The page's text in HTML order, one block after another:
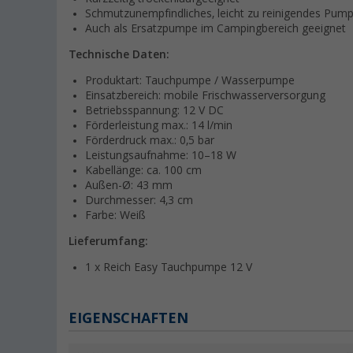
Schmutzunempfindliches, leicht zu reinigendes
Auch als Ersatzpumpe im Campingbereich geeignet
Technische Daten:
Produktart: Tauchpumpe / Wasserpumpe
Einsatzbereich: mobile Frischwasserversorgung
Betriebsspannung: 12 V DC
Förderleistung max.: 14 l/min
Förderdruck max.: 0,5 bar
Leistungsaufnahme: 10–18 W
Kabellänge: ca. 100 cm
Außen-Ø: 43 mm
Durchmesser: 4,3 cm
Farbe: Weiß
Lieferumfang:
1 x Reich Easy Tauchpumpe 12 V
EIGENSCHAFTEN